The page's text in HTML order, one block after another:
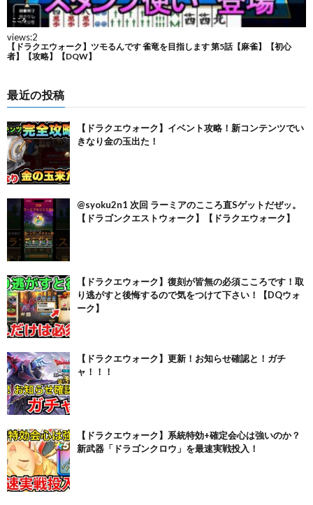
最近の投稿
【ドラクエウォーク】イベント攻略！新コンテンツでい
きなり金の玉出た！
@syoku2n1 次回 ラーミアのこころ直Sゲットだぜッ。
【ドラゴンクエストウォーク】【ドラクエウォーク】
【ドラクエウォーク】復刻が皆無の必須こころです！取
り逃がすと後悔するので気をつけて下さい！【DQウォ
ーク】
【ドラクエウォーク】更新！お知らせ確認と！ガチ
ャ！！！
【ドラクエウォーク】系統特効+確定会心は強いのか？
新武器「ドラゴンクロウ」を最速実戦投入！